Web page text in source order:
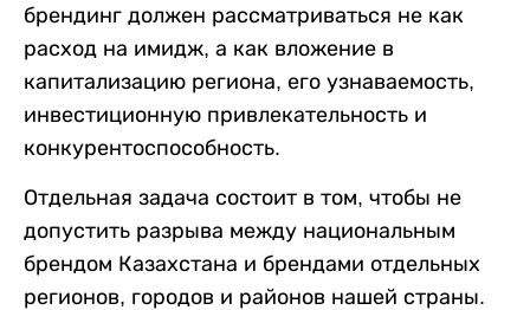
брендинг должен рассматриваться не как
расход на имидж, а как вложение в
капитализацию региона, его узнаваемость,
инвестиционную привлекательность и
конкурентоспособность.
Отдельная задача состоит в том, чтобы не
допустить разрыва между национальным
брендом Казахстана и брендами отдельных
регионов, городов и районов нашей страны.